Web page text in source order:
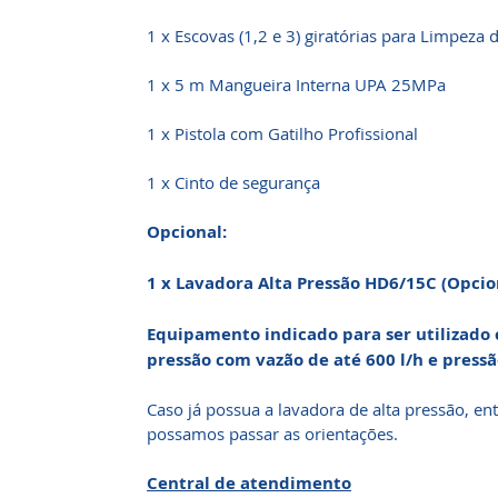
1 x Escovas (1,2 e 3) giratórias para Limpeza
1 x 5 m Mangueira Interna UPA 25MPa
1 x Pistola com Gatilho Profissional
1 x Cinto de segurança
Opcional:
1 x Lavadora Alta Pressão HD6/15C
Equipamento indicado para ser
pressão com vazão de até 600 l/h e
Caso já possua a lavadora de alta pressão,
possamos passar as orientações.
Central de atendimento